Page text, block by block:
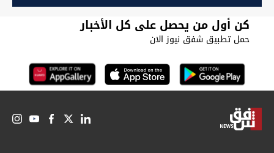
كن أول من يحصل على كل الأخبار
حمل تطبيق شفق نيوز الان